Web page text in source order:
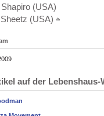
(USA)
(USA)
auf der